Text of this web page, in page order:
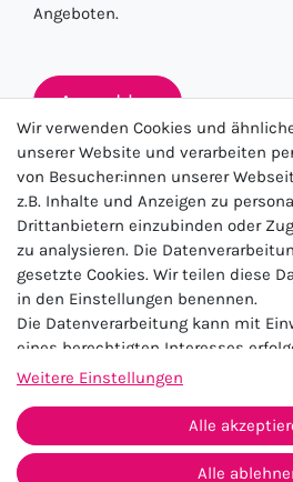
Angeboten.
Anmelden
4.5 / 5.0
Impressum
Widerrufs­recht
Wir verwenden Cookies und
unserer Website und verarbeiten
von Besucher:innen unserer
z.B. Inhalte und Anzeigen zu
Drittanbietern einzubinden oder
zu analysieren. Die
gesetzte Cookies. Wir teilen diese
in den Einstellungen benennen.
Die Datenverarbeitung kann mit
eines berechtigten Interesses
kann erteilt oder abgelehnt werden.
Zeitpunkt zu ändern oder zu
Impressumund weitere Hinweise
personenbezogener Daten in
Weitere Einstellungen
Alle
Alle